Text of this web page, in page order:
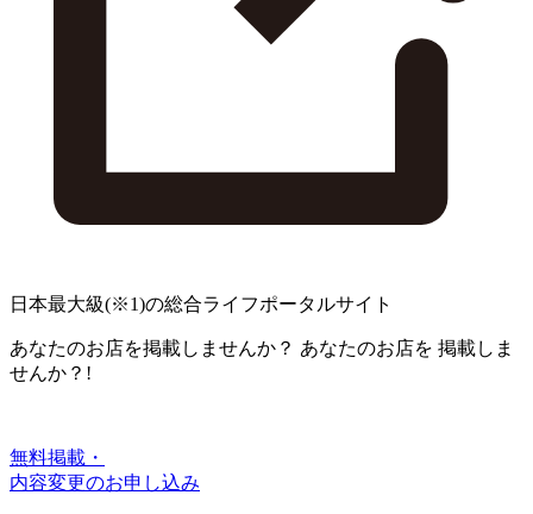
日本最大級(※1)の総合ライフポータルサイト
あなたのお店を掲載しませんか？ あなたのお店を 掲載しま
せんか？!
無料掲載・
内容変更のお申し込み